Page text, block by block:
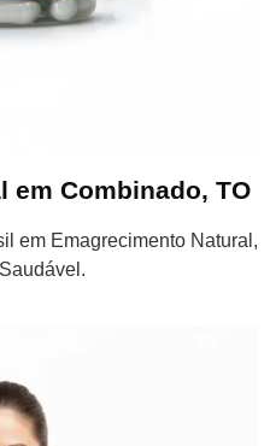
em Combinado, TO
em Emagrecimento Natural,